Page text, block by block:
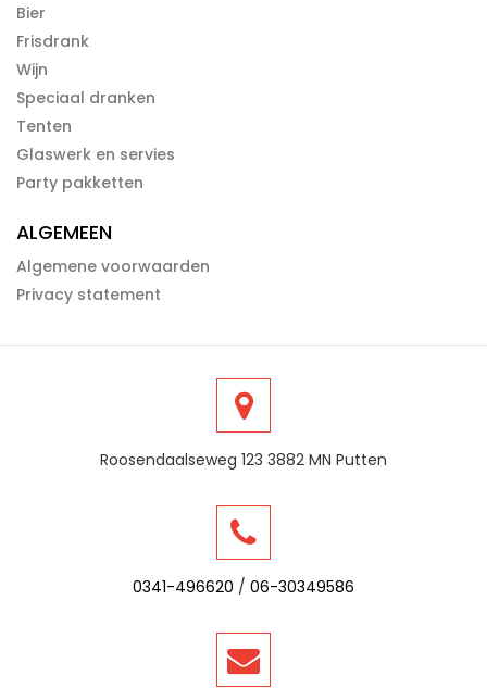
Bier
Frisdrank
Wijn
Speciaal dranken
Tenten
Glaswerk en servies
Party pakketten
ALGEMEEN
Algemene voorwaarden
Privacy statement
Roosendaalseweg 123 3882 MN Putten
0341-496620 / 06-30349586